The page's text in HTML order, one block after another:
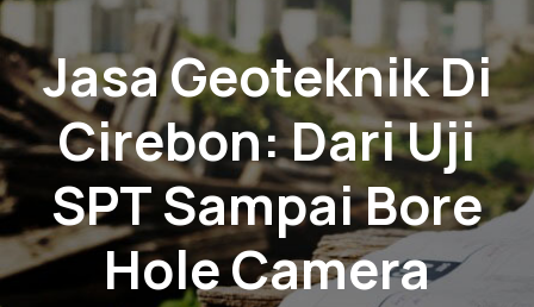
Jasa Geoteknik Di
Cirebon: Dari Uji
SPT Sampai Bore
Hole Camera